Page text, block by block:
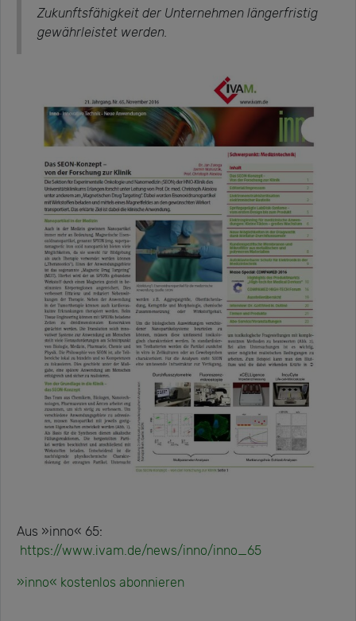
Zukunftsfähigkeit der Unternehmen längerfristig
gewährleistet werden.
Aus »inno« 65:
https://www.ivam.de/news/inno/inno_65
»inno« kostenlos abonnieren